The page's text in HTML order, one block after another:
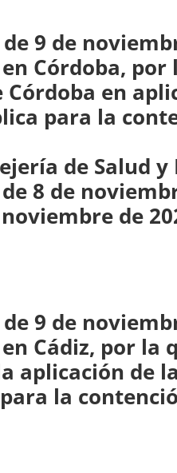
9 de
Córdoba,
en
para la
de Salud y
8 de
de
9 de
Cádiz, por la
aplicación de
la